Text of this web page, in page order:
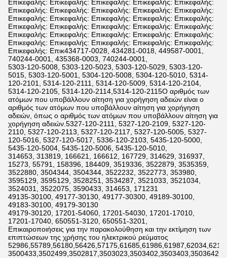
Επικεφαλής: Επικεφαλής: Επικεφαλής: Επικεφαλής: Επικεφαλής:
Επικεφαλής: Επικεφαλής: Επικεφαλής: Επικεφαλής: Επικεφαλής:
Επικεφαλής: Επικεφαλής: Επικεφαλής: Επικεφαλής: Επικεφαλής:
Επικεφαλής: Επικεφαλής: Επικεφαλής: Επικεφαλής: Επικεφαλής:
Επικεφαλής: Επικεφαλής: Επικεφαλής: Επικεφαλής: Επικεφαλής:
Επικεφαλής: Επικεφαλής: Επικεφαλής: Επικεφαλής: Επικεφαλής:
Επικεφαλής: Επικ434717-0028, 434281-0018, 449587-0001,
740244-0001, 435368-0003, 740244-0001,
5303-120-5008, 5303-120-5023, 5303-120-5029, 5303-120-
5015, 5303-120-5001, 5304-120-5008, 5304-120-5010, 5314-
120-2101, 5314-120-2111, 5314-120-5009, 5314-120-2104,
5314-120-2105, 5314-120-2114,5314-120-2115Ο αριθμός των
ατόμων που υποβάλλουν αίτηση για χορήγηση αδειών είναι ο
αριθμός των ατόμων που υποβάλλουν αίτηση για χορήγηση
αδειών, όπως ο αριθμός των ατόμων που υποβάλλουν αίτηση για
χορήγηση αδειών.5327-120-2111, 5327-120-2109, 5327-120-
2110, 5327-120-2113, 5327-120-2117, 5327-120-5005, 5327-
120-5016, 5327-120-5017, 5336-120-2103, 5435-120-5000,
5435-120-5004, 5435-120-5006, 5435-120-5010,
314653, 313819, 166621, 166612, 167729, 314629, 316937,
15273, 55791, 158396, 184409, 3519336, 3522879, 3535359,
3522880, 3504344, 3504344, 3522232, 3522773, 353980,
3595129, 3595129, 3528251, 3534287, 3521033, 3521034,
3524031, 3522075, 3590433, 314653, 171231
49135-30100, 49177-30130, 49177-30300, 49189-30100,
49183-30100, 49179-30130
49179-30120, 17201-54060, 17201-54030, 17201-17010,
17201-17040, 650551-3120, 650551-3201,
Επικαιροποιήσεις για την παρακολούθηση και την εκτίμηση των
επιπτώσεων της χρήσης του ηλεκτρικού ρεύματος